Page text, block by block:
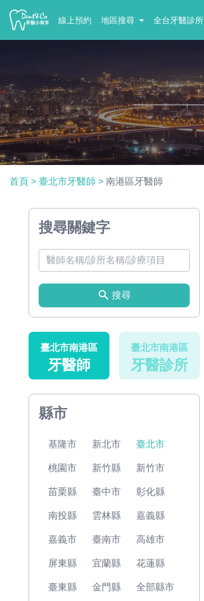
線上預約 地區搜尋 全台牙醫診所
首頁 > 臺北市牙醫師 > 南港區牙醫師
搜尋關鍵字
搜尋
臺北市南港區
牙醫師
臺北市南港區
牙醫診所
縣市
基隆市 新北市 臺北市
桃園市 新竹縣 新竹市
苗栗縣 臺中市 彰化縣
南投縣 雲林縣 嘉義縣
嘉義市 臺南市 高雄市
屏東縣 宜蘭縣 花蓮縣
臺東縣 金門縣 全部縣市